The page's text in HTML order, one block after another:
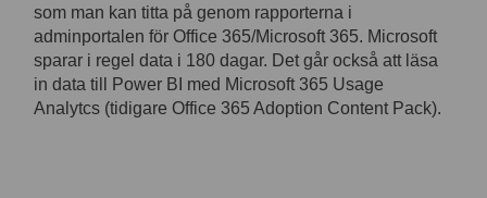
som man kan titta på genom rapporterna i
adminportalen för Office 365/Microsoft 365. Microsoft
sparar i regel data i 180 dagar. Det går också att läsa
in data till Power BI med Microsoft 365 Usage
Analytcs (tidigare Office 365 Adoption Content Pack).